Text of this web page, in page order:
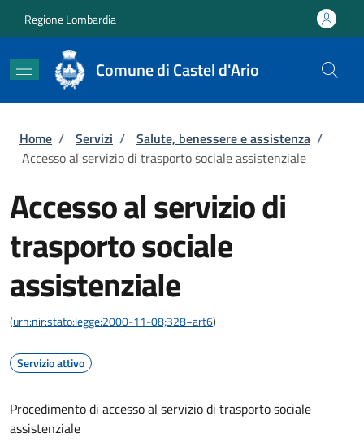
Regione Lombardia
Comune di Castel d'Ario
Briciole di pane
Home / Servizi / Salute, benessere e assistenza /
Accesso al servizio di trasporto sociale assistenziale
Accesso al servizio di
trasporto sociale
assistenziale
(urn:nir:stato:legge:2000-11-08;328~art6)
Servizio attivo
Procedimento di accesso al servizio di trasporto sociale
assistenziale